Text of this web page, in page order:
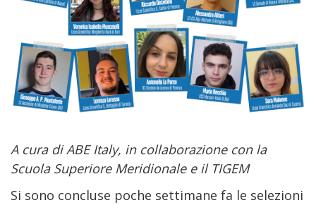
A cura di ABE Italy, in collaborazione con la
Scuola Superiore Meridionale e il TIGEM
Si sono concluse poche settimane fa le selezioni